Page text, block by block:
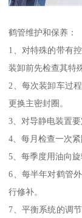
鹤管维护和保养：
1、对特殊的带有
装卸前先检查其特
2、每次装卸车过
更换主密封圈。
3、对导静电装置
4、每月检查一次
5、每季度用油向旋
6、每半年对鹤管
行修补。
7、平衡系统的调